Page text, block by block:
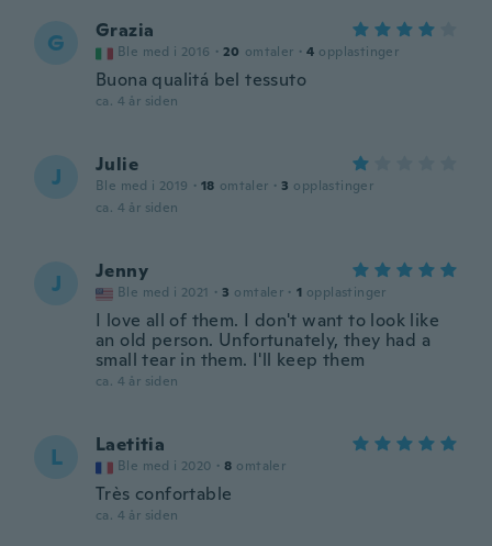
G Grazia
Ble med i 2016 · 20 omtaler · 4 opplastinger
Buona qualitá bel tessuto
ca. 4 år siden
J Julie
Ble med i 2019 · 18 omtaler · 3 opplastinger
ca. 4 år siden
J Jenny
Ble med i 2021 · 3 omtaler · 1 opplastinger
I love all of them. I don't want to look like
an old person. Unfortunately, they had a
small tear in them. I'll keep them
ca. 4 år siden
L Laetitia
Ble med i 2020 · 8 omtaler
Très confortable
ca. 4 år siden